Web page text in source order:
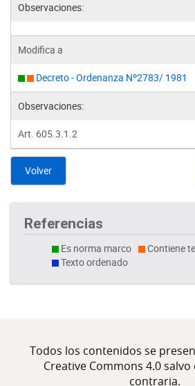
Observaciones:
Modifica a
Decreto - Ordenanza Nº2783/ 1981
Observaciones:
Art. 605.3.1.2
Volver
Referencias
Es norma marco
Contiene
Texto ordenado